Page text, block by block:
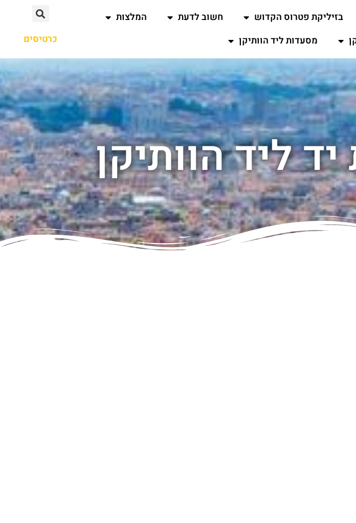
בזיליקת פטרוס הקדוש חשוב לדעת
המלצות
מסעדות ליד הוותיקן כרטיסים
ליד הוותיקן